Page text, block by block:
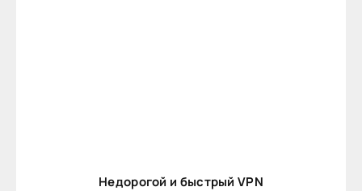
Недорогой и быстрый VPN